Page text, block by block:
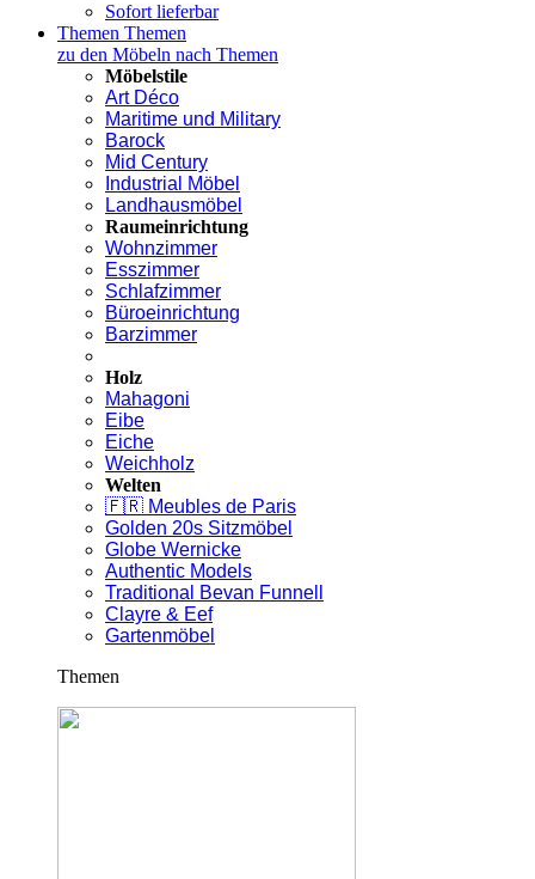
Sofort lieferbar
Themen Themen
zu den Möbeln nach Themen
Möbelstile
Art Déco
Maritime und Military
Barock
Mid Century
Industrial Möbel
Landhausmöbel
Raumeinrichtung
Wohnzimmer
Esszimmer
Schlafzimmer
Büroeinrichtung
Barzimmer
Holz
Mahagoni
Eibe
Eiche
Weichholz
Welten
🇫🇷 Meubles de Paris
Golden 20s Sitzmöbel
Globe Wernicke
Authentic Models
Traditional Bevan Funnell
Clayre & Eef
Gartenmöbel
Themen